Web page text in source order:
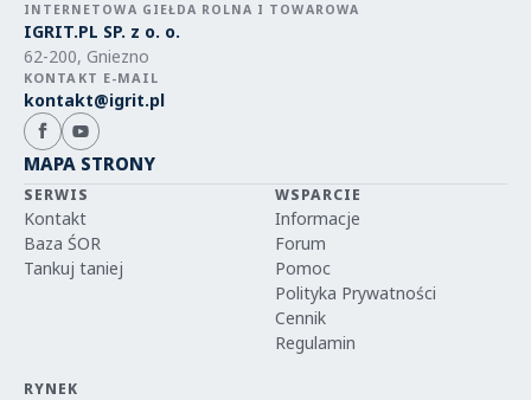
INTERNETOWA GIEŁDA ROLNA I TOWAROWA
IGRIT.PL SP. z o. o.
62-200, Gniezno
KONTAKT E-MAIL
kontakt@igrit.pl
MAPA STRONY
SERWIS
Kontakt
Baza ŚOR
Tankuj taniej
WSPARCIE
Informacje
Forum
Pomoc
Polityka Prywatności
Cennik
Regulamin
RYNEK